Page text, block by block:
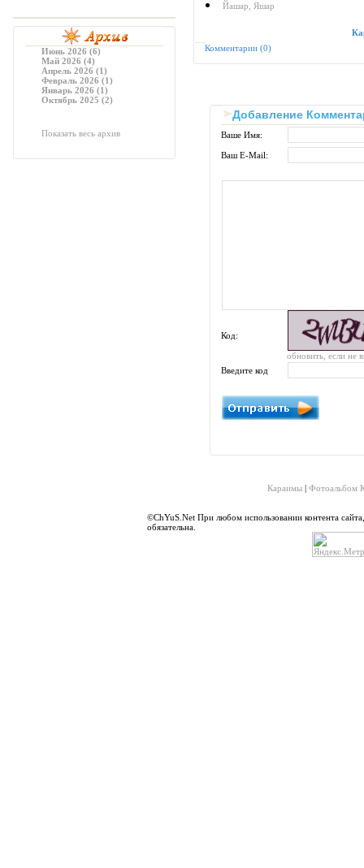
Июнь 2026 (6)
Май 2026 (4)
Апрель 2026 (1)
Февраль 2026 (1)
Январь 2026 (1)
Октябрь 2025 (2)
Показать весь архив
Йашар, Яшар
Комментарии (0)
Добавление
Ваше Имя:
Ваш E-Mail:
Код:
обновить, если не
Введите код
Караимы | Фотоальбом
©ChYuS.Net При любом использовании контента
обязательна.